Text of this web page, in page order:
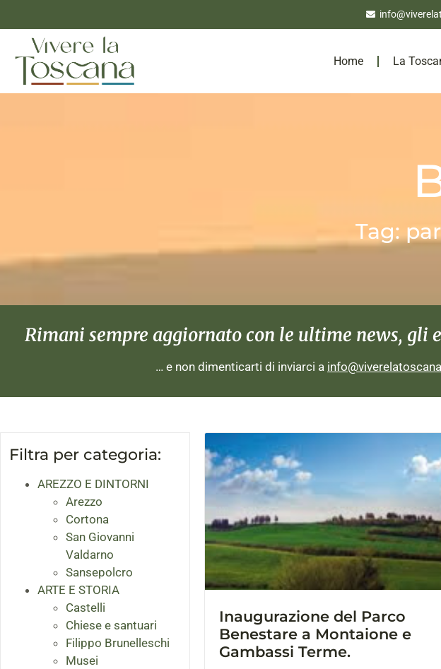
Home La
Tag:
Rimani sempre aggiornato con le ultime news, gli
… e non dimenticarti di inviarci a
Filtra per categoria:
AREZZO E DINTORNI
Arezzo
Cortona
San Giovanni
Valdarno
Sansepolcro
ARTE E STORIA
Castelli
Chiese e santuari
Filippo Brunelleschi
Musei
Inaugurazione del Parco
Benestare a Montaione e
Gambassi Terme.